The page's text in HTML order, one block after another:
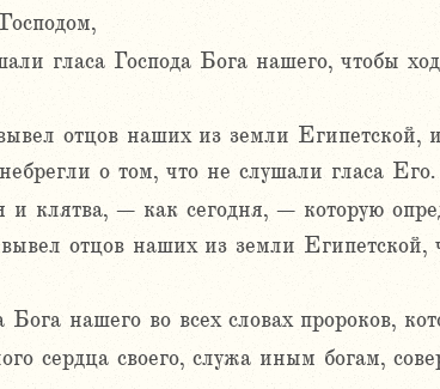
гласа Господа Бога нашего, чтобы
отцов наших из земли
о том, что не слушали гласа Его.
и клятва, – как сегодня, – которую
отцов наших из земли
нашего во всех словах пророков,
сердца своего, служа иным богам,